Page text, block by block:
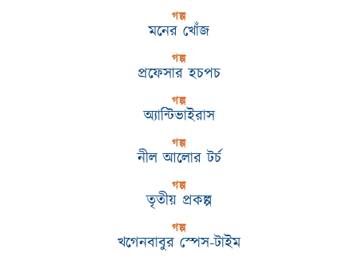
গল্প
মনের খোঁজ
গল্প
প্রফেসার হচপচ
গল্প
অ্যান্টিভাইরাস
গল্প
নীল আলোর টর্চ
গল্প
তৃতীয় প্রকল্প
গল্প
খগেনবাবুর স্পেস-টাইম